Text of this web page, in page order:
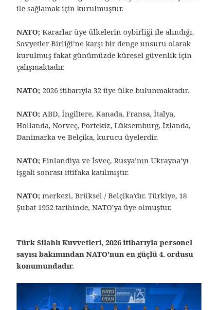
ile sağlamak için kurulmuştur.
NATO; Kararlar üye ülkelerin oybirliği ile alındığı.
Sovyetler Birliği’ne karşı bir denge unsuru olarak
kurulmuş fakat günümüzde küresel güvenlik için
çalışmaktadır.
NATO; 2026 itibarıyla 32 üye ülke bulunmaktadır.
NATO; ABD, İngiltere, Kanada, Fransa, İtalya,
Hollanda, Norveç, Portekiz, Lüksemburg, İzlanda,
Danimarka ve Belçika, kurucu üyelerdir.
NATO; Finlandiya ve İsveç, Rusya’nın Ukrayna’yı
işgali sonrası ittifaka katılmıştır.
NATO;merkezi, Brüksel / Belçika’dır. Türkiye, 18
Şubat 1952 tarihinde, NATO’ya üye olmuştur.
Türk Silahlı Kuvvetleri, 2026 itibarıyla personel
sayısı bakımından NATO’nun en güçlü 4. ordusu
konumundadır.